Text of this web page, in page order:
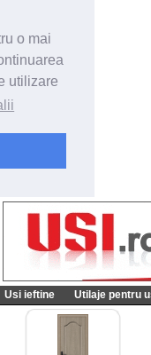
o mai
utilizare
Usi ieftine Utilaje pentru